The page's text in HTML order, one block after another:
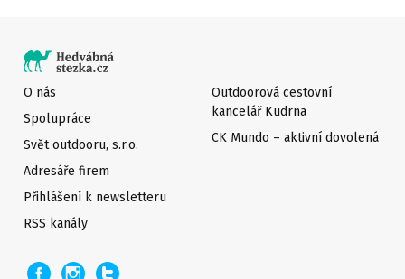
O nás
Spolupráce
Svět outdooru, s.r.o.
Adresáře firem
Přihlášení k newsletteru
Outdoorová cestovní
kancelář Kudrna
CK Mundo – aktivní dovolená
RSS kanály